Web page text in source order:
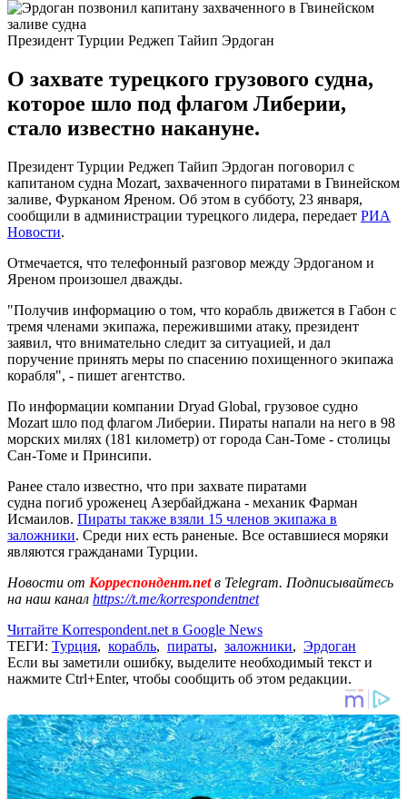
Президент Турции Реджеп Тайип Эрдоган
О захвате турецкого грузового судна,
которое шло под флагом Либерии,
стало известно накануне.
Президент Турции Реджеп Тайип Эрдоган поговорил с
капитаном судна Mozart, захваченного пиратами в Гвинейском
заливе, Фурканом Яреном. Об этом в субботу, 23 января,
сообщили в администрации турецкого лидера, передает РИА
Новости.
Отмечается, что телефонный разговор между Эрдоганом и
Яреном произошел дважды.
"Получив информацию о том, что корабль движется в Габон с
тремя членами экипажа, пережившими атаку, президент
заявил, что внимательно следит за ситуацией, и дал
поручение принять меры по спасению похищенного экипажа
корабля", - пишет агентство.
По информации компании Dryad Global, грузовое судно
Mozart шло под флагом Либерии. Пираты напали на него в 98
морских милях (181 километр) от города Сан-Томе - столицы
Сан-Томе и Принсипи.
Ранее стало известно, что при захвате пиратами
судна погиб уроженец Азербайджана - механик Фарман
Исмаилов. Пираты также взяли 15 членов экипажа в
заложники. Среди них есть раненые. Все оставшиеся моряки
являются гражданами Турции.
Новости от Корреспондент.netв Telegram. Подписывайтесь
на наш канал https://t.me/korrespondentnet
Читайте Korrespondent.net в Google News
ТЕГИ: Турция, корабль, пираты, заложники, Эрдоган
Если вы заметили ошибку, выделите необходимый текст и
нажмите Ctrl+Enter, чтобы сообщить об этом редакции.